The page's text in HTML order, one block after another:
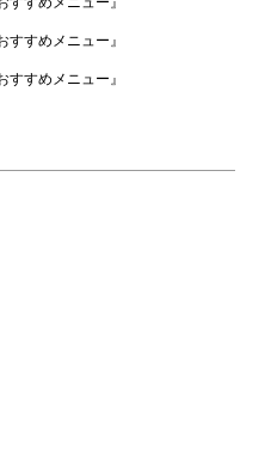
すめメニュー』
すめメニュー』